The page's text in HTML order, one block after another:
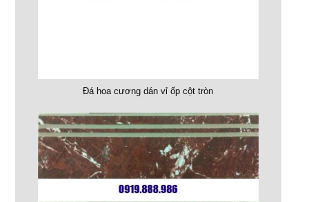
Đá hoa cương dán vỉ ốp cột tròn